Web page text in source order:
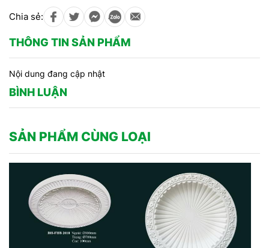
Chia sẻ:
THÔNG TIN SẢN PHẨM
Nội dung đang cập nhật
BÌNH LUẬN
SẢN PHẨM CÙNG LOẠI